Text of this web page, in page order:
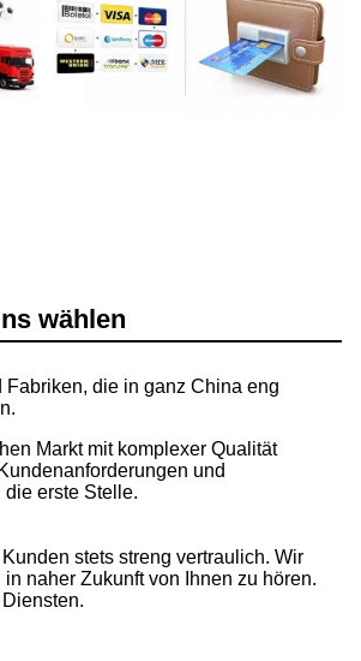
wählen
Fabriken, die in ganz China eng
Markt mit komplexer Qualität
und
erste Stelle.
stets streng vertraulich. Wir
naher Zukunft von Ihnen zu hören.